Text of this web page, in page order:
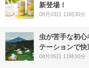
新登場！
08月03日 11時30分
虫が苦手な初
テーションで
08月05日 11時30分